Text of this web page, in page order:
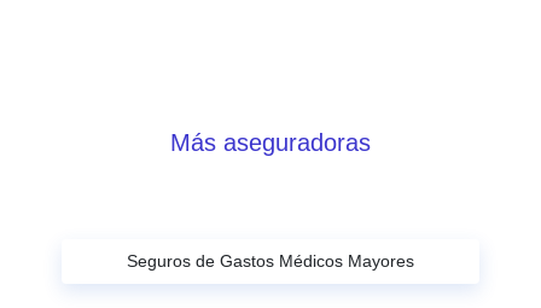
Más aseguradoras
Seguros de Gastos Médicos Mayores